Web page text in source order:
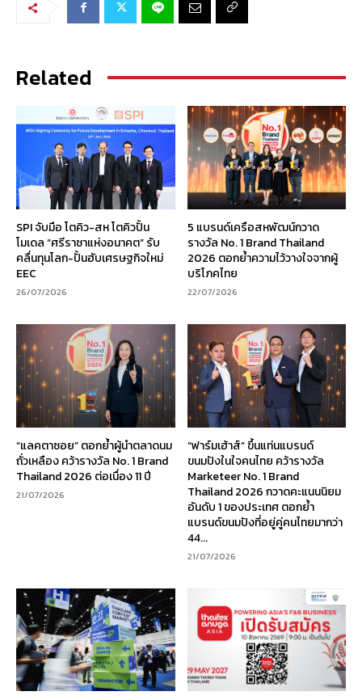
Related
SPI จับมือ โตคิว-สห โตคิวปั้น
โมเดล “ศรีราชาแห่งอนาคต” รับ
คลื่นทุนโลก-ปั้นฮับเศรษฐกิจใหม่
EEC
26/07/2026
5 แบรนด์เครือสหพัฒน์กวาด
รางวัล No. 1 Brand Thailand
2026 ตอกย้ำความไว้วางใจจากผู้
บริโภคไทย
22/07/2026
“แลคตาซอย” ตอกย้ำผู้นำตลาดนม
ถั่วเหลือง คว้ารางวัล No. 1 Brand
Thailand 2026 ต่อเนื่อง 11 ปี
21/07/2026
“ฟาร์มเฮ้าส์” ขึ้นแท่นแบรนด์
ขนมปังในใจคนไทย คว้ารางวัล
Marketeer No. 1 Brand
Thailand 2026 กวาดคะแนนนิยม
อันดับ 1 ของประเทศ ตอกย้ำ
แบรนด์ขนมปังที่อยู่คู่คนไทยมากว่า
44...
21/07/2026